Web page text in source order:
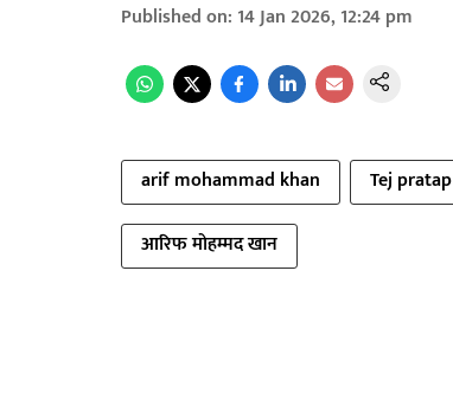
Published on: 14 Jan 2026, 12:24 pm
arif mohammad khan Tej pratap
आरिफ मोहम्मद खान